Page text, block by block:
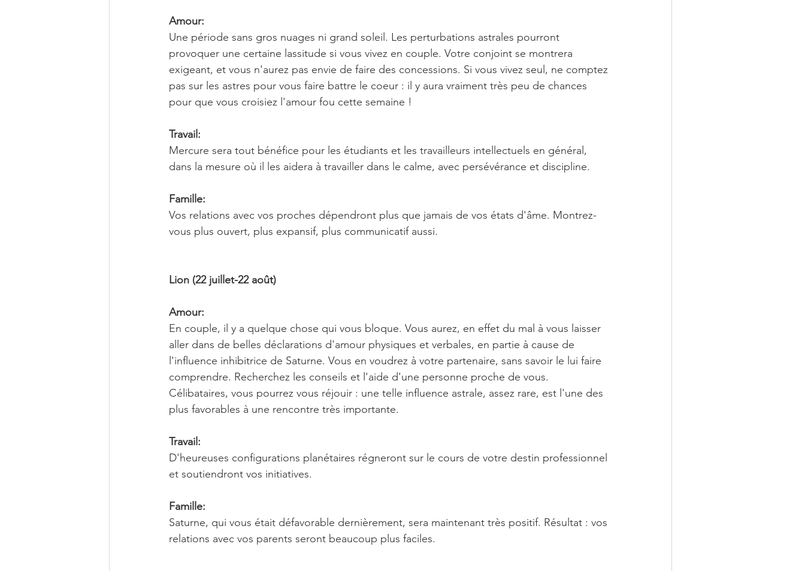
Amour:
Une période sans gros nuages ni grand soleil. Les perturbations astrales pourront
provoquer une certaine lassitude si vous vivez en couple. Votre conjoint se montrera
exigeant, et vous n'aurez pas envie de faire des concessions. Si vous vivez seul, ne comptez
pas sur les astres pour vous faire battre le coeur : il y aura vraiment très peu de chances
pour que vous croisiez l'amour fou cette semaine !
Travail:
Mercure sera tout bénéfice pour les étudiants et les travailleurs intellectuels en général,
dans la mesure où il les aidera à travailler dans le calme, avec persévérance et discipline.
Famille:
Vos relations avec vos proches dépendront plus que jamais de vos états d'âme. Montrez-
vous plus ouvert, plus expansif, plus communicatif aussi.
Lion (22 juillet-22 août)
Amour:
En couple, il y a quelque chose qui vous bloque. Vous aurez, en effet du mal à vous laisser
aller dans de belles déclarations d'amour physiques et verbales, en partie à cause de
l'influence inhibitrice de Saturne. Vous en voudrez à votre partenaire, sans savoir le lui faire
comprendre. Recherchez les conseils et l'aide d'une personne proche de vous.
Célibataires, vous pourrez vous réjouir : une telle influence astrale, assez rare, est l'une des
plus favorables à une rencontre très importante.
Travail:
D'heureuses configurations planétaires régneront sur le cours de votre destin professionnel
et soutiendront vos initiatives.
Famille:
Saturne, qui vous était défavorable dernièrement, sera maintenant très positif. Résultat : vos
relations avec vos parents seront beaucoup plus faciles.